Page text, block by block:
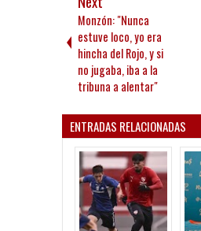
Monzón: "Nunca
estuve loco, yo era
hincha del Rojo, y si
no jugaba, iba a la
tribuna a alentar"
ENTRADAS RELACIONADAS